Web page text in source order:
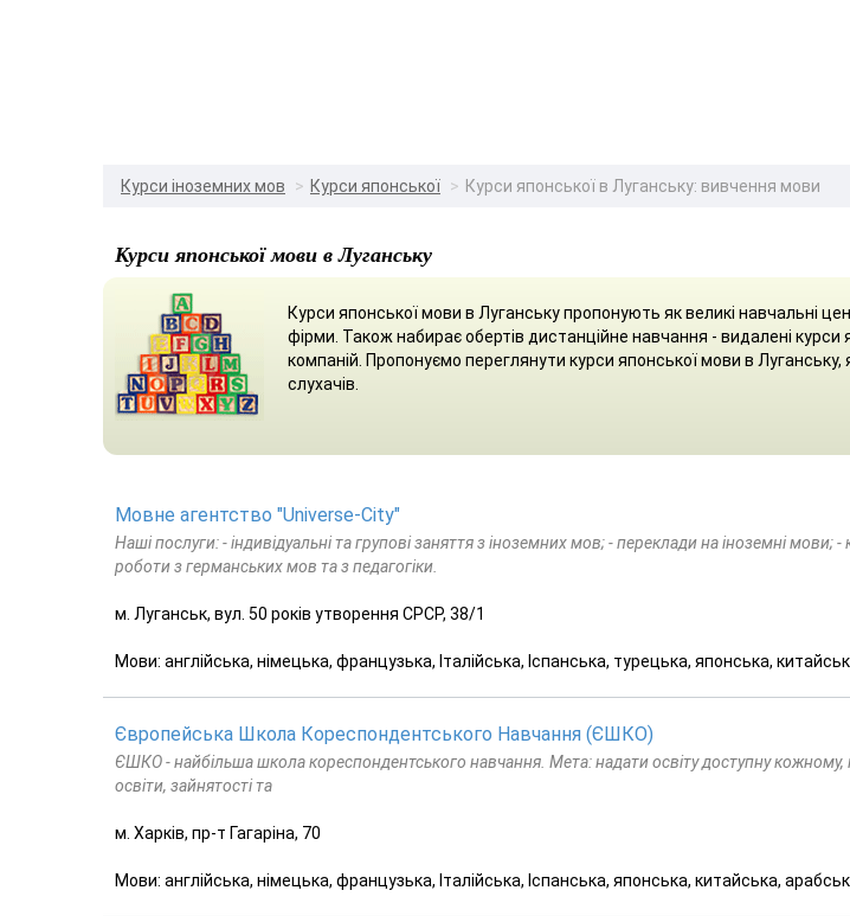
Курси іноземних мов Курси японської Курси японської в Луганську: вивчення мови
Курси японської мови в Луганську
Курси японської мови в Луганську пропонують як великі навчальні
фірми. Також набирає обертів дистанційне навчання - видалені курси
компаній. Пропонуємо переглянути курси японської мови в Луганську,
слухачів.
Мовне агентство "Universe-City"
Наші послуги: - індивідуальні та групові заняття з іноземних мов; - переклади на іноземні мови; -
роботи з германських мов та з педагогіки.
м. Луганськ, вул. 50 років утворення СРСР, 38/1
Мови: англійська, німецька, французька, Італійська, Іспанська, турецька, японська,
Європейська Школа Кореспондентського Навчання (ЄШКО)
ЄШКО - найбільша школа кореспондентського навчання. Мета: надати освіту доступну кожному,
освіти, зайнятості та
м. Харків, пр-т Гагаріна, 70
Мови: англійська, німецька, французька, Італійська, Іспанська, японська, китайська,